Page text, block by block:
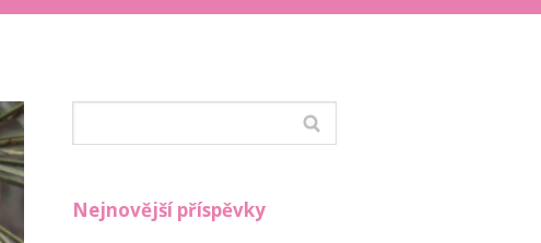
Nejnovější příspěvky